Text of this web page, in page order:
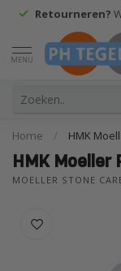
Retourneren?
MENU
Home / HMK
HMK Moeller
MOELLER STONE